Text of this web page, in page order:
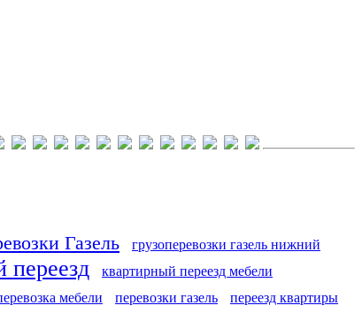
Газель
грузоперевозки газель нижний
переезд квартирный переезд мебели
мебели перевозки газель переезд квартиры